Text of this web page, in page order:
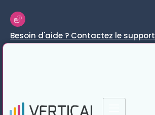
Besoin d'aide ? Contactez le support